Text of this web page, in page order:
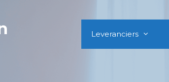
Leveranciers